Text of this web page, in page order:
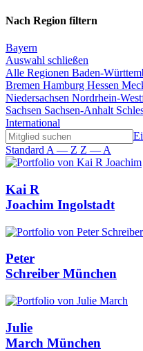
Nach Region filtern
Bayern
Auswahl schließen
Alle Regionen Baden-
Bremen Hamburg Hessen
Niedersachsen Nordrhein-
Sachsen Sachsen-Anhalt
International
Standard A — Z Z — A
Kai R
Joachim Ingolstadt
Peter
Schreiber München
Julie
March München